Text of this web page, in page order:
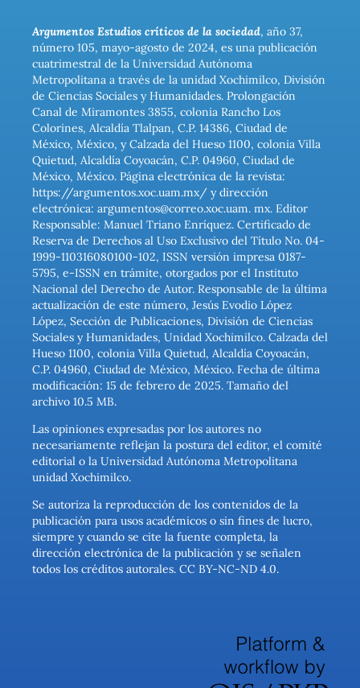
Argumentos Estudios críticos de la sociedad, año 37,
número 105, mayo-agosto de 2024, es una publicación
cuatrimestral de la Universidad Autónoma
Metropolitana a través de la unidad Xochimilco, División
de Ciencias Sociales y Humanidades. Prolongación
Canal de Miramontes 3855, colonia Rancho Los
Colorines, Alcaldía Tlalpan, C.P. 14386, Ciudad de
México, México, y Calzada del Hueso 1100, colonia Villa
Quietud, Alcaldía Coyoacán, C.P. 04960, Ciudad de
México, México. Página electrónica de la revista:
https://argumentos.xoc.uam.mx/ y dirección
electrónica: argumentos@correo.xoc.uam. mx. Editor
Responsable: Manuel Triano Enríquez. Certificado de
Reserva de Derechos al Uso Exclusivo del Título No. 04-
1999-110316080100-102, ISSN versión impresa 0187-
5795, e-ISSN en trámite, otorgados por el Instituto
Nacional del Derecho de Autor. Responsable de la última
actualización de este número, Jesús Evodio López
López, Sección de Publicaciones, División de Ciencias
Sociales y Humanidades, Unidad Xochimilco. Calzada del
Hueso 1100, colonia Villa Quietud, Alcaldía Coyoacán,
C.P. 04960, Ciudad de México, México. Fecha de última
modificación: 15 de febrero de 2025. Tamaño del
archivo 10.5 MB.
Las opiniones expresadas por los autores no
necesariamente reflejan la postura del editor, el comité
editorial o la Universidad Autónoma Metropolitana
unidad Xochimilco.
Se autoriza la reproducción de los contenidos de la
publicación para usos académicos o sin fines de lucro,
siempre y cuando se cite la fuente completa, la
dirección electrónica de la publicación y se señalen
todos los créditos autorales. CC BY-NC-ND 4.0.